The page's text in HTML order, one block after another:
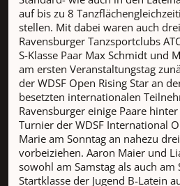
auf bis zu 8
stellen. Mit dabei waren auch
Ravensburger Tanzsportclubs
S-Klasse Paar Max Schmidt und
am ersten Veranstaltungstag
der WDSF Open Rising Star an
besetzten internationalen
Ravensburger einige Paare
Turnier der WDSF International
Marie am Sonntag an nahezu
vorbeiziehen. Aaron Maier und
sowohl am Samstag als auch am
Startklasse der Jugend B-Latein